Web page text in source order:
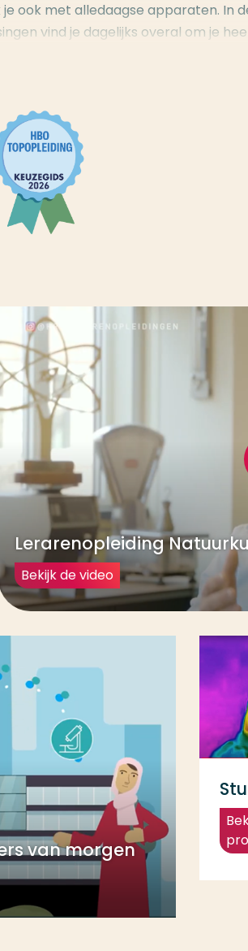
ook met alledaagse apparaten. In
vind je dagelijks overal om je
je lessen kun je dan ook eindeloos
dat je minimaal havo met
Lerarenopleiding
Bekijk de video
van morgen